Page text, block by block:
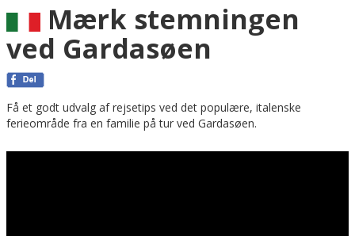
Mærk stemningen
ved Gardasøen
Få et godt udvalg af rejsetips ved det populære, italenske
ferieområde fra en familie på tur ved Gardasøen.